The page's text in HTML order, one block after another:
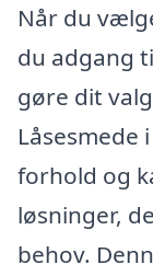
Når du
du adgang
gøre dit
Låsesmede
forhold og
løsninger,
behov.